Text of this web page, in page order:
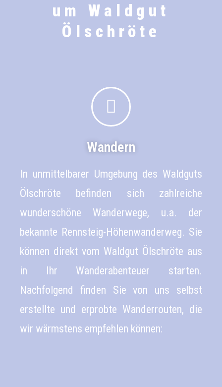
um Waldgut
Ölschröte
Wandern
In unmittelbarer Umgebung des Waldguts
Ölschröte befinden sich zahlreiche
wunderschöne Wanderwege, u.a. der
bekannte Rennsteig-Höhenwanderweg. Sie
können direkt vom Waldgut Ölschröte aus
in Ihr Wanderabenteuer starten.
Nachfolgend finden Sie von uns selbst
erstellte und erprobte Wanderrouten, die
wir wärmstens empfehlen können: